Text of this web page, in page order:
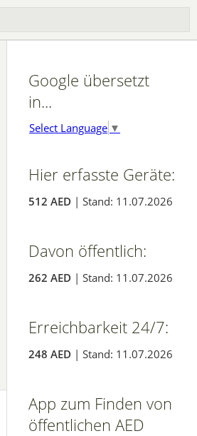
Google übersetzt
in...
Select Language ▼
Hier erfasste Geräte:
512 AED | Stand: 11.07.2026
Davon öffentlich:
262 AED | Stand: 11.07.2026
Erreichbarkeit 24/7:
248 AED | Stand: 11.07.2026
App zum Finden von
öffentlichen AED